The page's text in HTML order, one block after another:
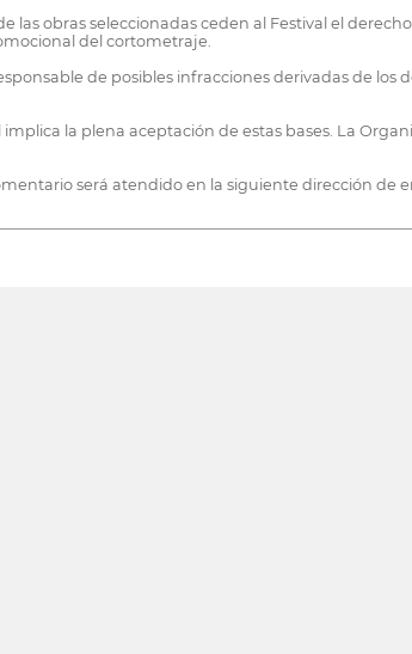
las obras seleccionadas ceden al Festival el
del cortometraje.
de posibles infracciones derivadas de
la plena aceptación de estas bases. La
será atendido en la siguiente dirección de